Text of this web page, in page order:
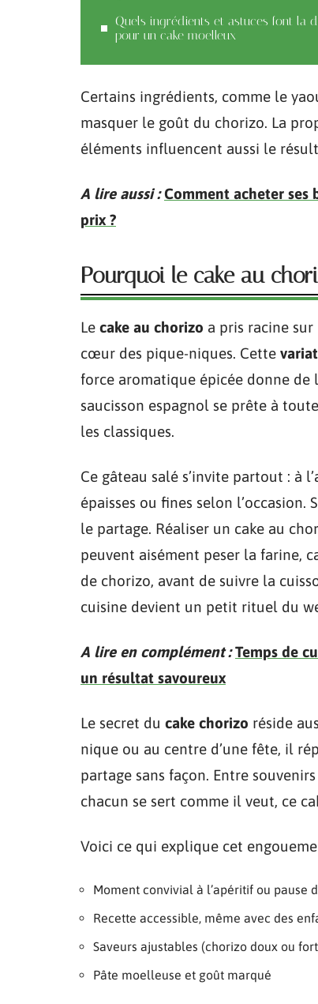
Quels ingrédients et astuces font la
pour un cake moelleux
Certains ingrédients, comme le
masquer le goût du chorizo. La
éléments influencent aussi le
A lire aussi : Comment acheter
prix ?
Pourquoi le cake au
Le cake au chorizo a pris racine
cœur des pique-niques. Cette
force aromatique épicée donne de
saucisson espagnol se prête à
les classiques.
Ce gâteau salé s’invite partout : à
épaisses ou fines selon
le partage. Réaliser un cake au
peuvent aisément peser la farine,
de chorizo, avant de suivre la
cuisine devient un petit rituel du
A lire en complément : Temps de
un résultat savoureux
Le secret du cake chorizo réside
nique ou au centre d’une fête, il
partage sans façon. Entre
chacun se sert comme il veut, ce
Voici ce qui explique cet
Moment convivial à l’apéritif ou pause
Recette accessible, même avec des
Saveurs ajustables (chorizo doux ou
Pâte moelleuse et goût marqué